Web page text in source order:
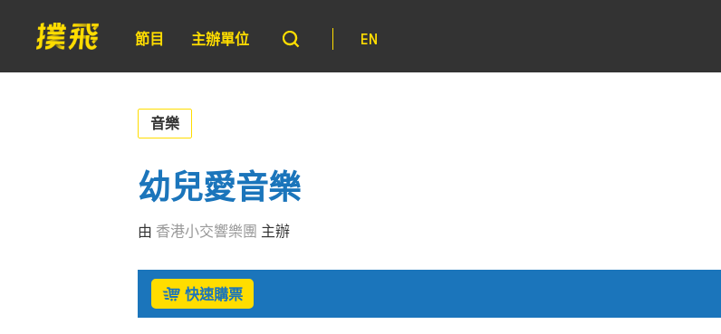
節目 主辦單位 EN
音樂
幼兒愛音樂
由 香港小交響樂團 主辦
快速購票